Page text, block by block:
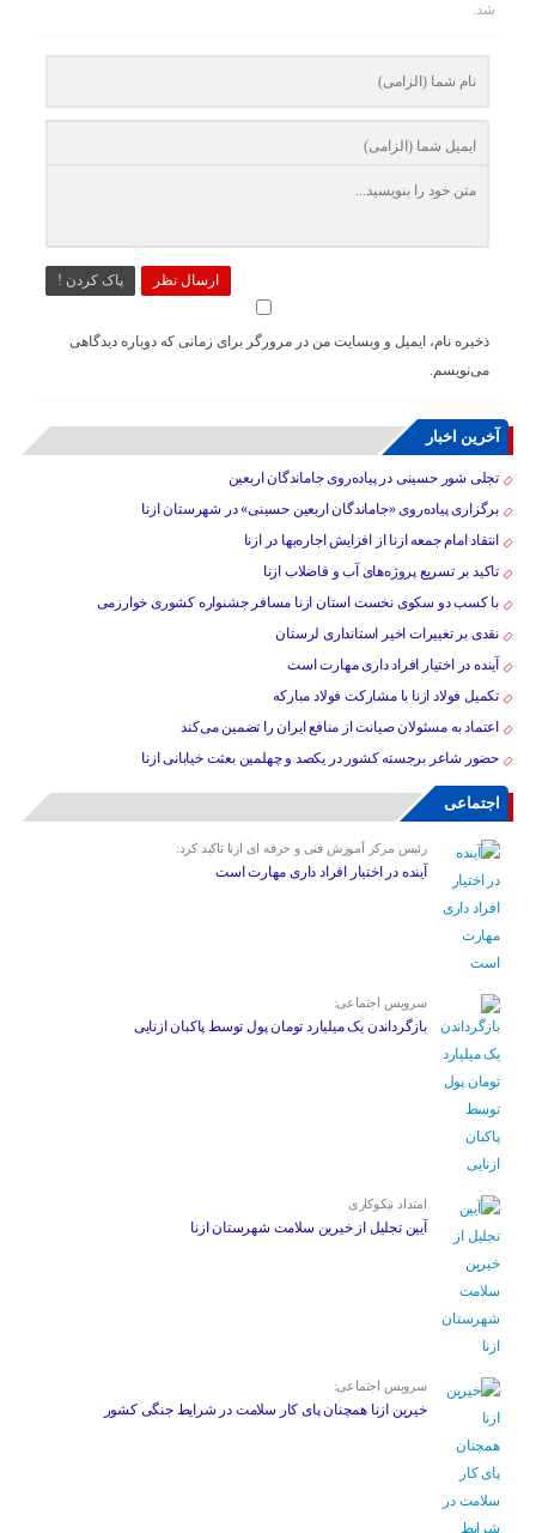
شد.
ارسال نظر پاک کردن !
ذخیره نام، ایمیل و وبسایت من در مرورگر برای زمانی که دوباره دیدگاهی
می‌نویسم.
آخرین اخبار
تجلی شور حسینی در پیاده‌روی جاماندگان اربعین
برگزاری پیاده‌روی «جاماندگان اربعین حسینی» در شهرستان ازنا
انتقاد امام جمعه ازنا از افزایش اجاره‌بها در ازنا
تاکید بر تسریع پروژه‌های آب و فاضلاب ازنا
با کسب دو سکوی نخست استان ازنا مسافر جشنواره کشوری خوارزمی
نقدی بر تغییرات اخیر استانداری لرستان
آینده در اختیار افراد داری مهارت است
تکمیل فولاد ازنا با مشارکت فولاد مبارکه
اعتماد به مسئولان صیانت از منافع ایران را تضمین می‌کند
حضور شاعر برجسته کشور در یکصد و چهلمین بعثت خیابانی ازنا
اجتماعی
رئیس مرکز آموزش فنی و حرفه ای ازنا تاکید کرد:
آینده در اختیار افراد داری مهارت است
سرویس اجتماعی:
بازگرداندن یک میلیارد تومان پول توسط پاکبان ازنایی
امتداد نیکوکاری
آیین تجلیل از خیرین سلامت شهرستان ازنا
سرویس اجتماعی:
خیرین ازنا همچنان پای کار سلامت در شرایط جنگی کشور